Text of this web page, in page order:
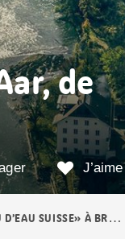
SUISSE» À BRUGG
de
J’aime